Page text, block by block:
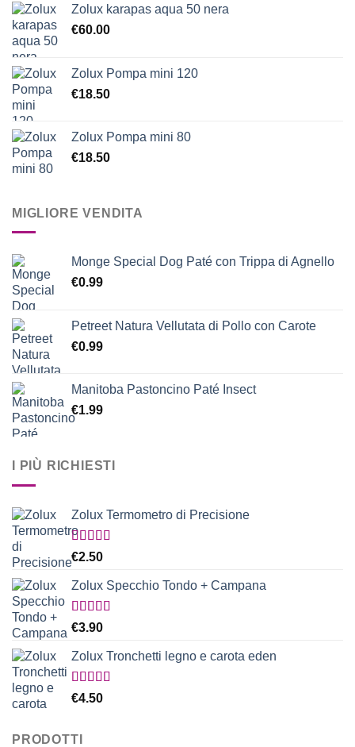
Zolux karapas aqua 50 nera
€60.00
Zolux Pompa mini 120
€18.50
Zolux Pompa mini 80
€18.50
MIGLIORE VENDITA
Monge Special Dog Paté con Trippa di Agnello
€0.99
Petreet Natura Vellutata di Pollo con Carote
€0.99
Manitoba Pastoncino Paté Insect
€1.99
I PIÙ RICHIESTI
Zolux Termometro di Precisione
Valutato
5.00
€2.50
Zolux Specchio Tondo + Campana
Valutato
€3.90
Zolux Tronchetti legno e carota eden
Valutato
€4.50
PRODOTTI